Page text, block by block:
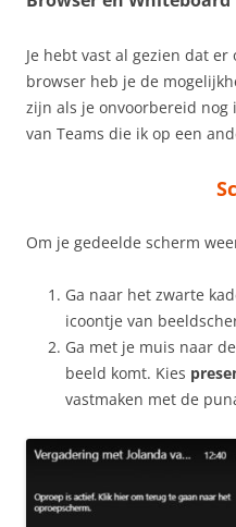
Je hebt vast al gezien dat
browser heb je de
zijn als je onvoorbereid nog
van Teams die ik op een
Om je gedeelde scherm
Ga naar het zwarte
icoontje van
Ga met je muis naar
beeld komt. Kies
vastmaken met de